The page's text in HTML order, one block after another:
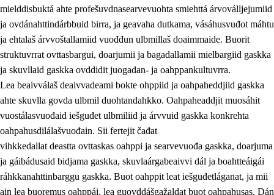
mielddisbuktá ahte profešuvdnasearvevuohta smiehttá árvoválljejumiid
ja ovdánahttindárbbuid birra, ja geavaha dutkama, vásáhusvuđot máhtu
ja ehtalaš árvvoštallamiid vuođđun ulbmillaš doaimmaide. Buorit
struktuvrrat ovttasbargui, doarjumii ja bagadallamii mielbargiid gaskka
ja skuvllaid gaskka ovddidit juogadan- ja oahppankultuvrra.
Lea beaivválaš deaivvadeami bokte ohppiid ja oahpaheddjiid gaskka
ahte skuvlla govda ulbmil duohtandahkko. Oahpaheaddjit muosáhit
vuostálasvuođaid iešguđet ulbmiliid ja árvvuid gaskka konkrehta
oahpahusdilálašvuođain. Sii fertejit čađat
vihkkedallat deastta ovttaskas oahppi ja searvevuođa gaskka, doarjuma
ja gáibádusaid bidjama gaskka, skuvlaárgabeaivvi dál ja boahtteáigái
ráhkkanahttinbarggu gaskka. Buot oahppit leat iešguđetláganat, ja mii
ain lea buoremus oahppái, lea guovddášgažaldat buot oahpahusas. Dán